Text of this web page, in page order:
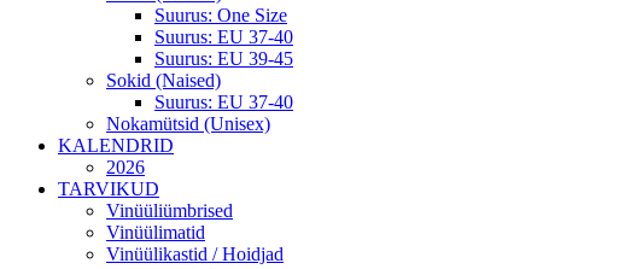
Suurus: One Size
Suurus: EU 37-40
Suurus: EU 39-45
Sokid (Naised)
Suurus: EU 37-40
Nokamütsid (Unisex)
KALENDRID
2026
TARVIKUD
Vinüüliümbrised
Vinüülimatid
Vinüülikastid / Hoidjad